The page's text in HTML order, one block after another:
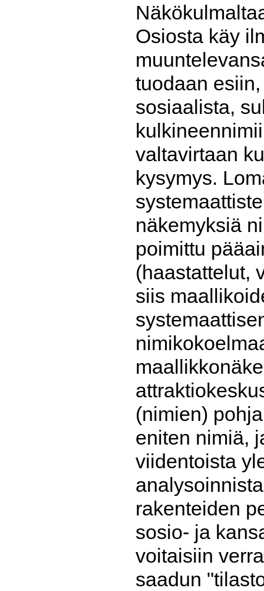
Osiosta käy
tuodaan
sosiaalista,
valtavirtaan
kysymys.
näkemyksiä
poimittu
(haastattelut,
siis
(nimien)
eniten nimiä,
viidentoista
rakenteiden
sosio- ja
voitaisiin
saadun